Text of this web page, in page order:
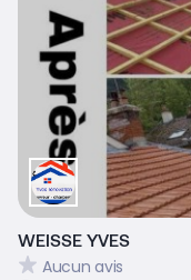
WEISSE YVES
Aucun avis